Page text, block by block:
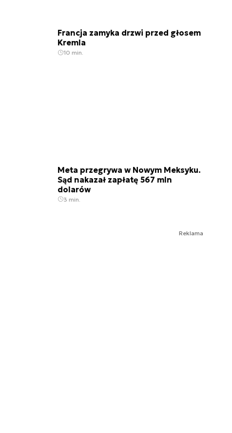
Francja zamyka drzwi przed głosem
Kremla
10 min.
Meta przegrywa w Nowym Meksyku.
Sąd nakazał zapłatę 567 mln
dolarów
3 min.
Reklama